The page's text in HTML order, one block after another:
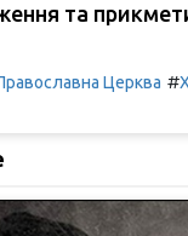
та
Церква #